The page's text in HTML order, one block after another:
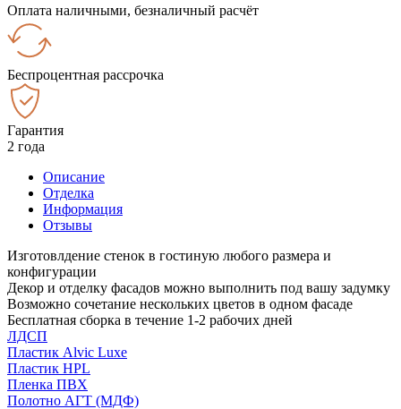
Оплата наличными, безналичный расчёт
Беспроцентная рассрочка
Гарантия
2 года
Описание
Отделка
Информация
Отзывы
Изготовлдение стенок в гостиную любого размера и
конфигурации
Декор и отделку фасадов можно выполнить под вашу задумку
Возможно сочетание нескольких цветов в одном фасаде
Бесплатная сборка в течение 1-2 рабочих дней
ЛДСП
Пластик Alvic Luxe
Пластик HPL
Пленка ПВХ
Полотно АГТ (МДФ)